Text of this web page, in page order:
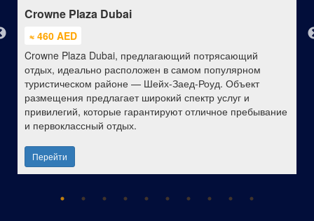
Crowne Plaza Dubai
≈ 460 AED
Crowne Plaza Dubai, предлагающий потрясающий
отдых, идеально расположен в самом популярном
туристическом районе — Шейх-Заед-Роуд. Объект
размещения предлагает широкий спектр услуг и
привилегий, которые гарантируют отличное пребывание
и первоклассный отдых.
Перейти